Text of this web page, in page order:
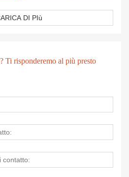
DI PIù
Ti risponderemo al più presto